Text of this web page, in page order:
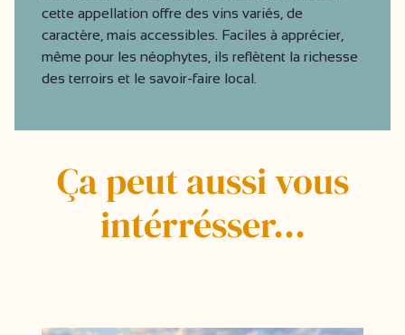
cette appellation offre des vins variés, de
caractère, mais accessibles. Faciles à apprécier,
même pour les néophytes, ils reflètent la richesse
des terroirs et le savoir-faire local.
Ça peut aussi vous
intérrésser...